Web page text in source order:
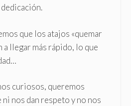
que los atajos «quemar
a llegar más rápido, lo que
curiosos, queremos
ni nos dan respeto y no nos